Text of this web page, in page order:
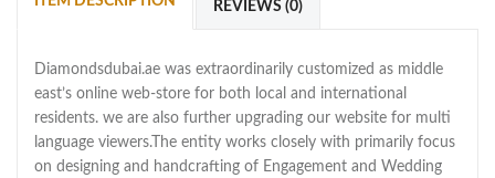
REVIEWS (0)
Diamondsdubai.ae was extraordinarily customized as middle
east’s online web-store for both local and international
residents. we are also further upgrading our website for multi
language viewers.The entity works closely with primarily focus
on designing and handcrafting of Engagement and Wedding